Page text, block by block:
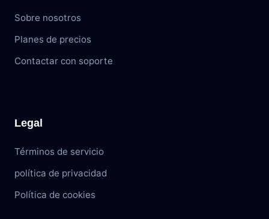
Sobre nosotros
Planes de precios
Contactar con soporte
Legal
Términos de servicio
política de privacidad
Política de cookies